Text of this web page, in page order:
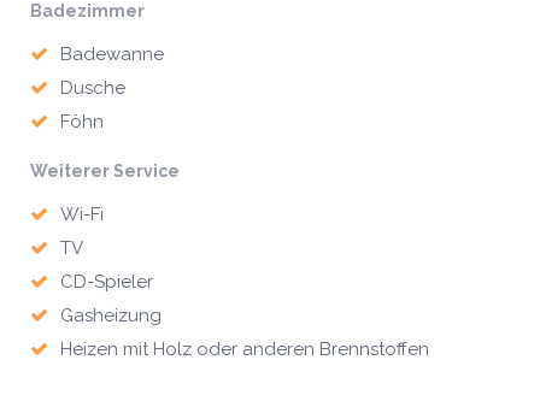
Badezimmer
Badewanne
Dusche
Föhn
Weiterer Service
Wi-Fi
TV
CD-Spieler
Gasheizung
Heizen mit Holz oder anderen Brennstoffen